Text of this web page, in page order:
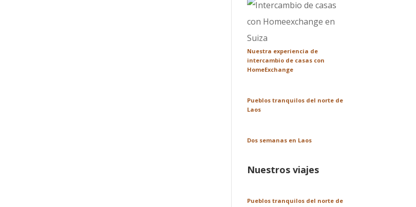
Nuestra experiencia de
intercambio de casas con
HomeExchange
Pueblos tranquilos del norte de
Laos
Dos semanas en Laos
Nuestros viajes
Pueblos tranquilos del norte de